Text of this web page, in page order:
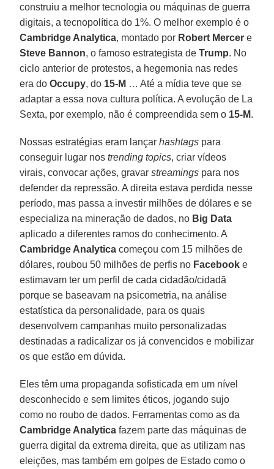
construiu a melhor tecnologia ou máquinas de guerra
digitais, a tecnopolítica do 1%. O melhor exemplo é o
Cambridge Analytica, montado por Robert Mercer e
Steve Bannon, o famoso estrategista deTrump. No
ciclo anterior de protestos, a hegemonia nas redes
era doOccupy, do 15-M … Até a mídia teve que se
adaptar a essa nova cultura política. A evolução de La
Sexta, por exemplo, não é compreendida sem o 15-M.
Nossas estratégias eram lançarhashtags para
conseguir lugar nostrending topics, criar vídeos
virais, convocar ações, gravarstreamings para nos
defender da repressão. A direita estava perdida nesse
período, mas passa a investir milhões de dólares e se
especializa na mineração de dados, no Big Data
aplicado a diferentes ramos do conhecimento. A
Cambridge Analytica começou com 15 milhões de
dólares, roubou 50 milhões de perfis no Facebook e
estimavam ter um perfil de cada cidadão/cidadã
porque se baseavam na psicometria, na análise
estatística da personalidade, para os quais
desenvolvem campanhas muito personalizadas
destinadas a radicalizar os já convencidos e mobilizar
os que estão em dúvida.
Eles têm uma propaganda sofisticada em um nível
desconhecido e sem limites éticos, jogando sujo
como no roubo de dados. Ferramentas como as da
Cambridge Analytica fazem parte das máquinas de
guerra digital da extrema direita, que as utilizam nas
eleições, mas também em golpes de Estado como o